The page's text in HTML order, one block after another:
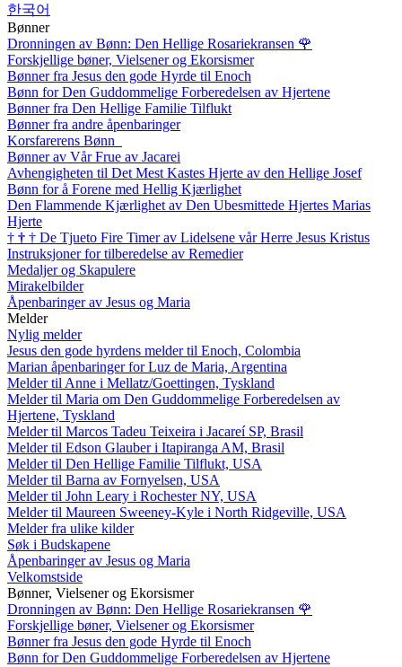
한국어
Bønner
Dronningen av Bønn: Den Hellige Rosariekransen 🌹
Forskjellige bøner, Vielsener og Ekorsismer
Bønner fra Jesus den gode Hyrde til Enoch
Bønn for Den Guddommelige Forberedelsen av Hjertene
Bønner fra Den Hellige Familie Tilflukt
Bønner fra andre åpenbaringer
Korsfarerens Bønn
Bønner av Vår Frue av Jacarei
Avhengigheten til Det Mest Kastes Hjerte av den Hellige Josef
Bønn for å Forene med Hellig Kjærlighet
Den Flammende Kjærlighet av Den Ubesmittede Hjertes Marias
Hjerte
† † † De Tjueto Fire Timer av Lidelsene vår Herre Jesus Kristus
Instruksjoner for tilberedelse av Remedier
Medaljer og Skapulere
Mirakelbilder
Åpenbaringer av Jesus og Maria
Melder
Nylig melder
Jesus den gode hyrdens melder til Enoch, Colombia
Marian åpenbaringer for Luz de Maria, Argentina
Melder til Anne i Mellatz/Goettingen, Tyskland
Melder til Maria om Den Guddommelige Forberedelsen av
Hjertene, Tyskland
Melder til Marcos Tadeu Teixeira i Jacareí SP, Brasil
Melder til Edson Glauber i Itapiranga AM, Brasil
Melder til Den Hellige Familie Tilflukt, USA
Melder til Barna av Fornyelsen, USA
Melder til John Leary i Rochester NY, USA
Melder til Maureen Sweeney-Kyle i North Ridgeville, USA
Melder fra ulike kilder
Søk i Budskapene
Åpenbaringer av Jesus og Maria
Velkomstside
Bønner, Vielsener og Ekorsismer
Dronningen av Bønn: Den Hellige Rosariekransen 🌹
Forskjellige bøner, Vielsener og Ekorsismer
Bønner fra Jesus den gode Hyrde til Enoch
Bønn for Den Guddommelige Forberedelsen av Hjertene